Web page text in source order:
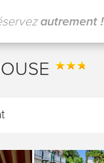
autrement !